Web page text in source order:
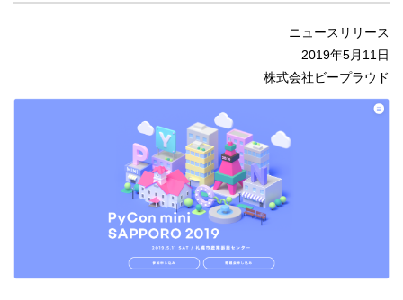
ニュースリリース
2019年5月11日
株式会社ビープラウド